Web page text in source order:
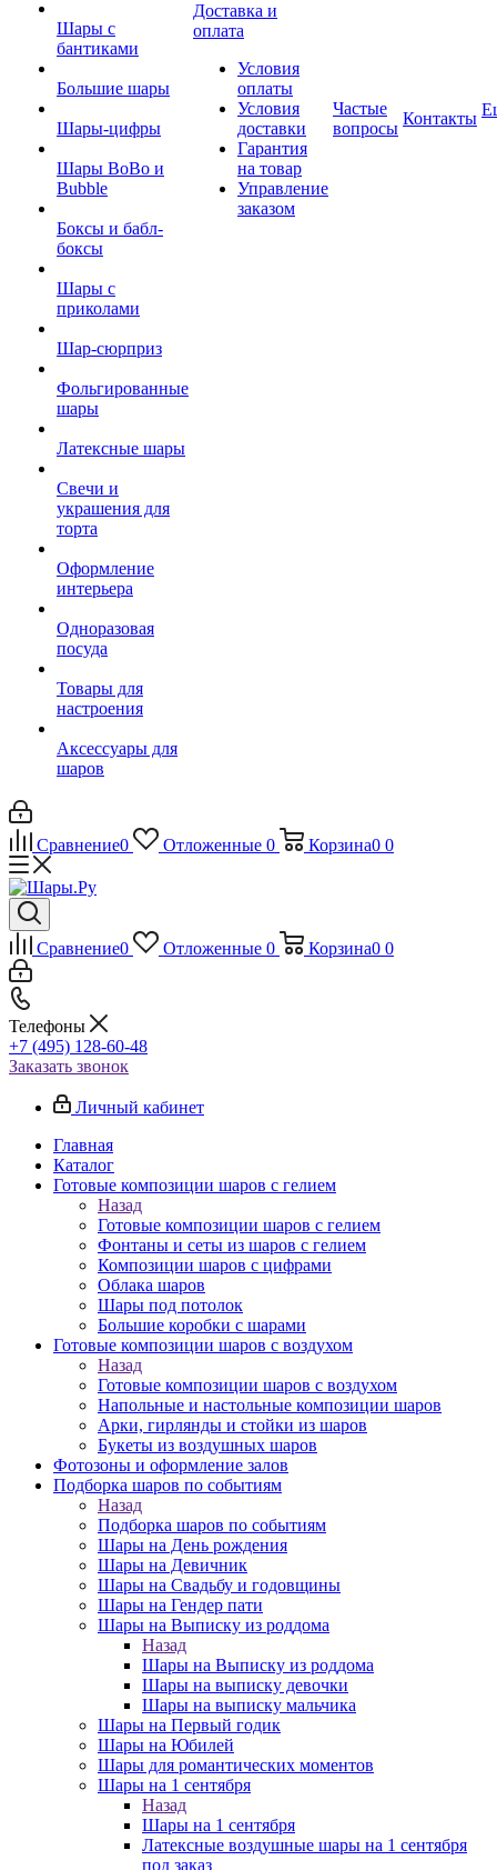
Шары с
бантиками
Большие шары
Шары-цифры
Шары BoBo и
Bubble
Боксы и бабл-
боксы
Шары с
приколами
Шар-сюрприз
Фольгированные
шары
Латексные шары
Свечи и
украшения для
торта
Оформление
интерьера
Одноразовая
посуда
Товары для
настроения
Аксессуары для
шаров
Доставка и
оплата
Условия
оплаты
Условия
доставки
Гарантия
на товар
Управление
заказом
Частые
вопросы
Контакты
Сравнение0 Отложенные 0 Корзина0 0
Сравнение0 Отложенные 0 Корзина0 0
Телефоны
+7 (495) 128-60-48
Заказать звонок
Личный кабинет
Главная
Каталог
Готовые композиции шаров с гелием
Назад
Готовые композиции шаров с гелием
Фонтаны и сеты из шаров с гелием
Композиции шаров с цифрами
Облака шаров
Шары под потолок
Большие коробки с шарами
Готовые композиции шаров с воздухом
Назад
Готовые композиции шаров с воздухом
Напольные и настольные композиции шаров
Арки, гирлянды и стойки из шаров
Букеты из воздушных шаров
Фотозоны и оформление залов
Подборка шаров по событиям
Назад
Подборка шаров по событиям
Шары на День рождения
Шары на Девичник
Шары на Свадьбу и годовщины
Шары на Гендер пати
Шары на Выписку из роддома
Назад
Шары на Выписку из роддома
Шары на выписку девочки
Шары на выписку мальчика
Шары на Первый годик
Шары на Юбилей
Шары для романтических моментов
Шары на 1 сентября
Назад
Шары на 1 сентября
Латексные воздушные шары на 1 сентября
под заказ